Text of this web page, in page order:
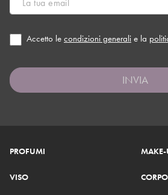
Accetto le condizioni generali e la
INVIA
PROFUMI MAKE-
VISO CORPO